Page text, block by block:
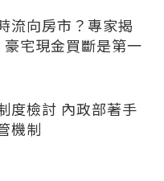
流向房市？專家揭
豪宅現金買斷是第一
度檢討 內政部著手
機制